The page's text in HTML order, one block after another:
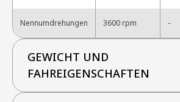
Nennumdrehungen 3600 rpm -
GEWICHT UND
FAHREIGENSCHAFTEN